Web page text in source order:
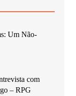
Um Não-
com
– RPG